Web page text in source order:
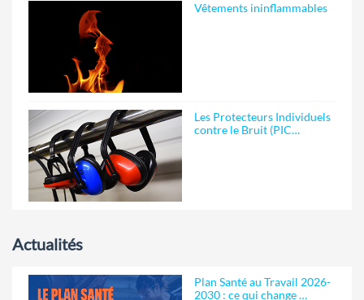
Vêtements ininflammables
Les Protecteurs Individuels
contre le Bruit (PIC…
Actualités
Plan Santé au Travail 2026-
2030 : ce qui change …